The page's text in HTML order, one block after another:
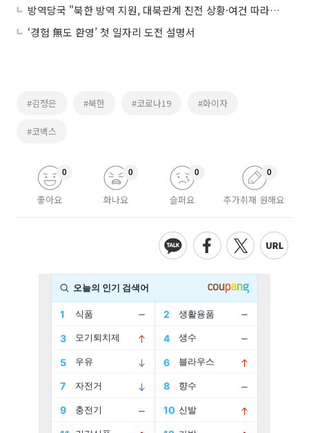
방역당국 "북한 방역 지원, 대북관계 진전 상황·여건 따라 결정"
‘경험 無도 환영’ 첫 일자리 도전 설명서
#김정은 #북한 #코로나19 #화이자
#코백스
좋아요
0
화나요
0
슬퍼요
0
추가취재 원해요
0